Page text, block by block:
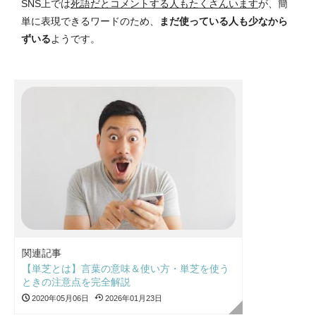
SNS上では死語だとコメントする人もたくさんいますが、簡
単に表現できるワードのため、
まだ使っている人も少なから
ずいるようです。
関連記事
【単芝とは】言葉の意味＆使い方・単芝を使う
ときの注意点を完全解説
2020年05月06日 2026年01月23日